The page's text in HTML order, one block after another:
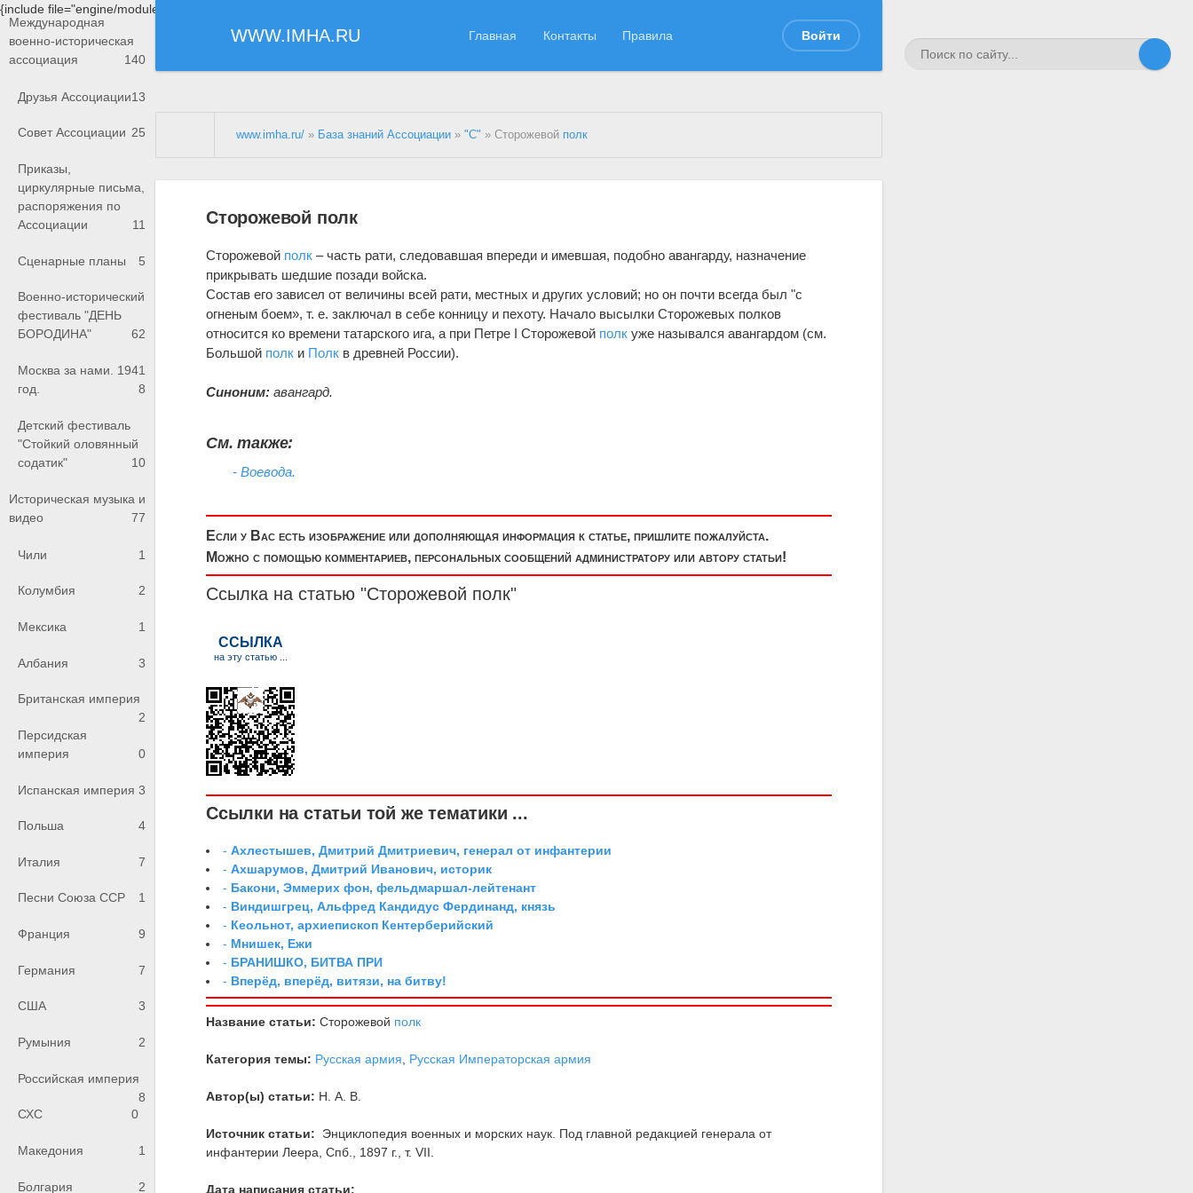
{include file="engine/modules/saperu/head.php"}
WWW.IMHA.RU Главная Контакты Правила Войти
Международная
военно-историческая
ассоциация
140
Друзья Ассоциации13
Совет Ассоциации 25
Приказы,
циркулярные письма,
распоряжения по
Ассоциации
11
Сценарные планы 5
Военно-исторический
фестиваль "ДЕНЬ
БОРОДИНА"
62
Москва за нами. 1941
год.
8
Детский фестиваль
"Стойкий оловянный
содатик"
10
Историческая музыка и
видео
77
Чили 1
Колумбия 2
Мексика 1
Албания 3
Британская империя
2
Персидская
империя
0
Испанская империя 3
Польша 4
Италия 7
Песни Союза ССР 1
Франция 9
Германия 7
США 3
Румыния 2
Российская империя
8
СХС
0
Македония 1
Болгария 2
www.imha.ru/ » База знаний Ассоциации »"С" » Сторожевой полк
Сторожевой полк
Сторожевой полк – часть рати, следовавшая впереди и имевшая, подобно авангарду, назначение
прикрывать шедшие позади войска.
Состав его зависел от величины всей рати, местных и других условий; но он почти всегда был "с
огненым боем», т. е. заключал в себе конницу и пехоту. Начало высылки Сторожевых полков
относится ко времени татарского ига, а при Петре I Сторожевой полк уже назывался авангардом (см.
Большой полк и Полк в древней России).
Синоним: авангард.
См. также:
- Воевода.
Если у Вас есть изображение или дополняющая информация к статье, пришлите пожалуйста.
Можно с помощью комментариев, персональных сообщений администратору или автору статьи!
Ссылка на статью "Сторожевой полк"
Ссылки на статьи той же тематики ...
-Ахлестышев, Дмитрий Дмитриевич, генерал от инфантерии
-Ахшарумов, Дмитрий Иванович, историк
- Бакони, Эммерих фон, фельдмаршал-лейтенант
- Виндишгрец, Альфред Кандидус Фердинанд, князь
- Кеольнот, архиепископ Кентерберийский
- Мнишек, Ежи
- БРАНИШКО, БИТВА ПРИ
- Вперёд, вперёд, витязи, на битву!
Название статьи: Сторожевой полк
Категория темы: Русская армия Русская Императорская армия
Автор(ы) статьи: Н. А. В.
Источник статьи:
Энциклопедия военных и морских наук. Под главной редакцией генерала от
инфантерии Леера, Спб., 1897 г., т. VII.
Дата написания статьи: